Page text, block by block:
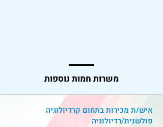
משרות חמות נוספות
איש/ת מכירות בתחום קרדיולוגיה
פולשנית/רדיולוגיה